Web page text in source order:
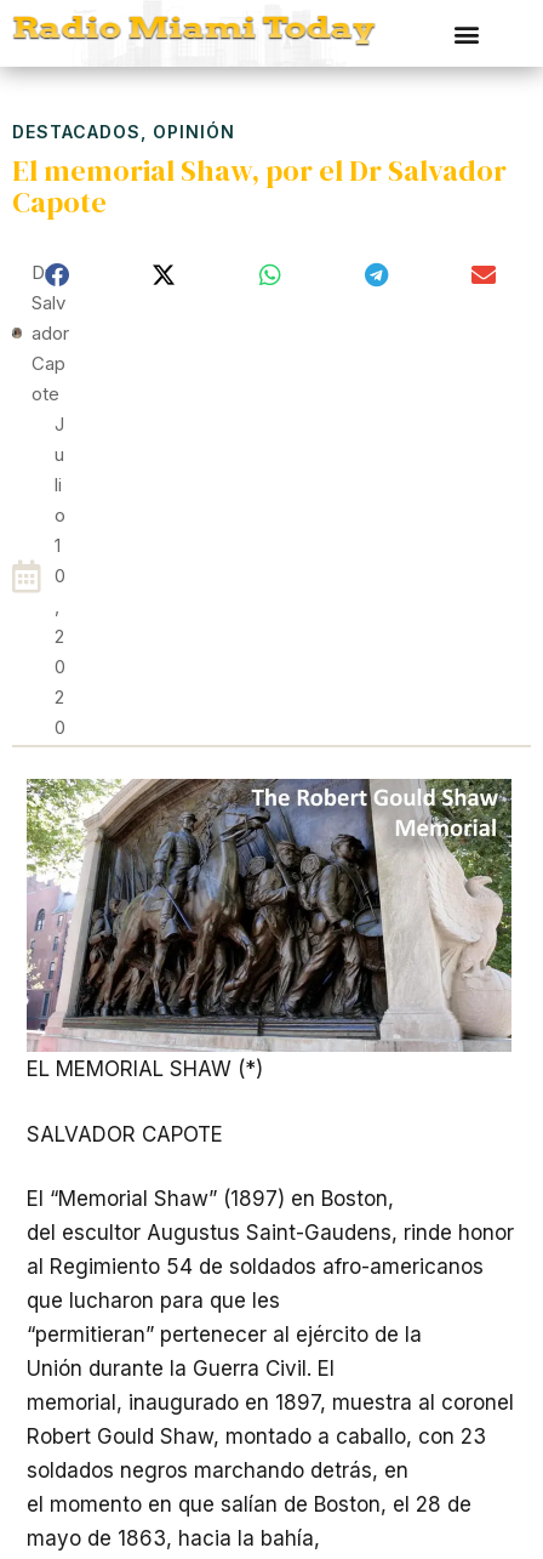
DESTACADOS OPINIÓN
El memorial Shaw, por el Dr Salvador
Capote
Dr
Salv
Ador
Cap
Ote
J
U
Li
O
1
0
,
2
0
2
0
EL MEMORIAL SHAW (*)
SALVADOR CAPOTE
El “Memorial Shaw” (1897) en Boston,
del escultor Augustus Saint-Gaudens, rinde honor
al Regimiento 54 de soldados afro-americanos
que lucharon para que les
“permitieran” pertenecer al ejército de la
Unión durante la Guerra Civil. El
memorial, inaugurado en 1897, muestra al coronel
Robert Gould Shaw, montado a caballo, con 23
soldados negros marchando detrás, en
el momento en que salían de Boston, el 28 de
mayo de 1863, hacia la bahía,